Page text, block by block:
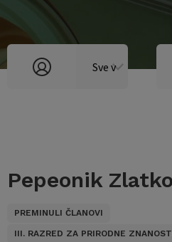
Pepeonik Zlatko
PREMINULI ČLANOVI
III. RAZRED ZA PRIRODNE